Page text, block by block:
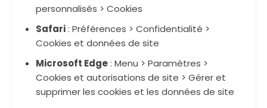
personnalisés > Cookies
Safari: Préférences > Confidentialité >
Cookies et données de site
Microsoft Edge: Menu > Paramètres >
Cookies et autorisations de site > Gérer et
supprimer les cookies et les données de site